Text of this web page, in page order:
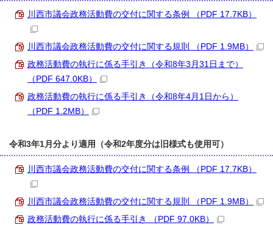
川西市議会政務活動費の交付に関する条例 （PDF 17.7KB）
川西市議会政務活動費の交付に関する規則 （PDF 1.9MB）
政務活動費の執行に係る手引き（令和8年3月31日まで）
（PDF 647.0KB）
政務活動費の執行に係る手引き（令和8年4月1日から）
（PDF 1.2MB）
令和3年1月分より適用（令和2年度分は旧様式も使用可）
川西市議会政務活動費の交付に関する条例 （PDF 17.7KB）
川西市議会政務活動費の交付に関する規則 （PDF 1.9MB）
政務活動費の執行に係る手引き （PDF 97.0KB）